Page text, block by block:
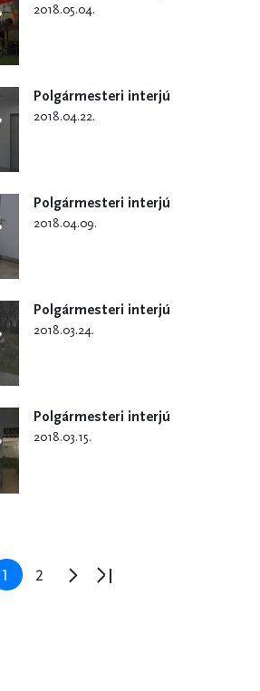
2018.05.04.
Polgármesteri interjú
2018.04.22.
Polgármesteri interjú
2018.04.09.
Polgármesteri interjú
2018.03.24.
Polgármesteri interjú
2018.03.15.
Jelenlegi
oldal
1 Oldal
2
Következő
Utolsó